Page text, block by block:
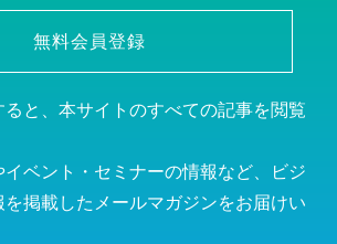
無料会員登録
と、本サイトのすべての記事を閲覧
イベント・セミナーの情報など、ビジ
掲載したメールマガジンをお届けい